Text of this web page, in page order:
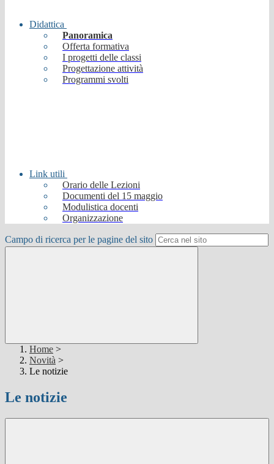
Didattica
Panoramica
Offerta formativa
I progetti delle classi
Progettazione attività
Programmi svolti
Link utili
Orario delle Lezioni
Documenti del 15 maggio
Modulistica docenti
Organizzazione
Campo di ricerca per le pagine del sito
Home >
Novità >
Le notizie
Le notizie